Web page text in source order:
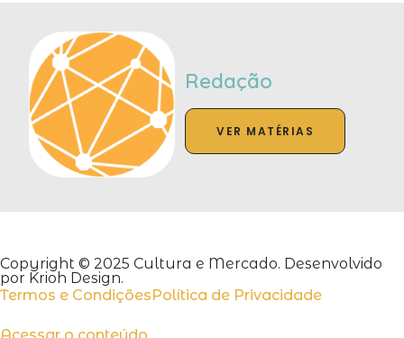
Redação
VER MATÉRIAS
Copyright © 2025 Cultura e Mercado. Desenvolvido
por Krioh Design.
Termos e Condições Política de Privacidade